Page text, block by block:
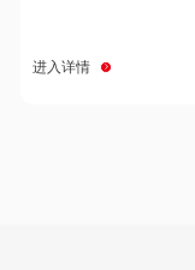
进入详情